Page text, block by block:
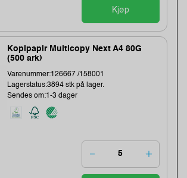
Kjøp
Kopipapir Multicopy Next A4 80G
(500 ark)
Varenummer:126667 /158001
Lagerstatus:3894 stk på lager.
Sendes om:1-3 dager